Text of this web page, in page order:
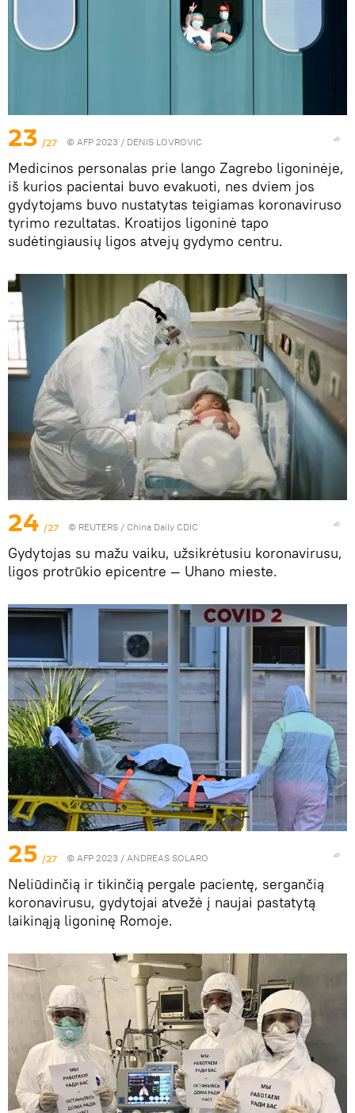
23 /27 © AFP 2023 / DENIS LOVROVIC
Medicinos personalas prie lango Zagrebo ligoninėje,
iš kurios pacientai buvo evakuoti, nes dviem jos
gydytojams buvo nustatytas teigiamas koronaviruso
tyrimo rezultatas. Kroatijos ligoninė tapo
sudėtingiausių ligos atvejų gydymo centru.
24 /27 © REUTERS / China Daily CDIC
Gydytojas su mažu vaiku, užsikrėtusiu koronavirusu,
ligos protrūkio epicentre — Uhano mieste.
25 /27 © AFP 2023 / ANDREAS SOLARO
Neliūdinčią ir tikinčią pergale pacientę, sergančią
koronavirusu, gydytojai atvežė į naujai pastatytą
laikinąją ligoninę Romoje.